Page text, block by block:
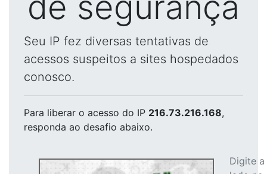
Seu IP fez diversas tentativas de
acessos suspeitos a sites hospedados
conosco.
Para liberar o acesso do IP 216.73.216.168,
responda ao desafio abaixo.
Digite